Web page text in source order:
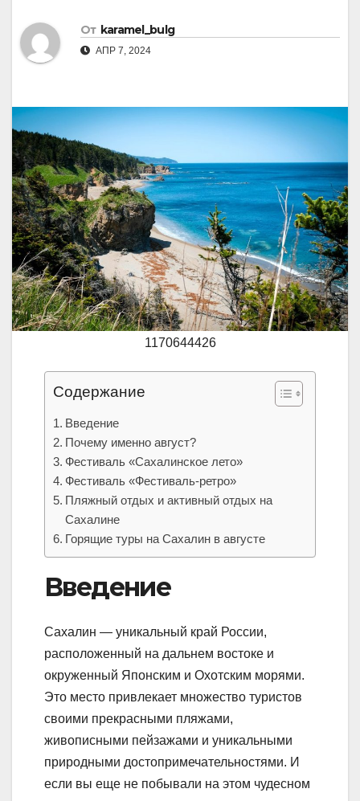
От karamel_bulg
АПР 7, 2024
1170644426
Содержание
Введение
Почему именно август?
Фестиваль «Сахалинское лето»
Фестиваль «Фестиваль-ретро»
Пляжный отдых и активный отдых на
Сахалине
Горящие туры на Сахалин в августе
Введение
Сахалин — уникальный край России,
расположенный на дальнем востоке и
окруженный Японским и Охотским морями.
Это место привлекает множество туристов
своими прекрасными пляжами,
живописными пейзажами и уникальными
природными достопримечательностями. И
если вы еще не побывали на этом чудесном